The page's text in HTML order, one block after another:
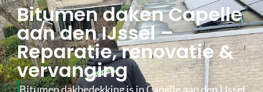
Bitumen daken Capelle
aan den IJssel –
Reparatie, renovatie &
vervanging
Bitumen dakbedekking is in Capelle aan den IJssel